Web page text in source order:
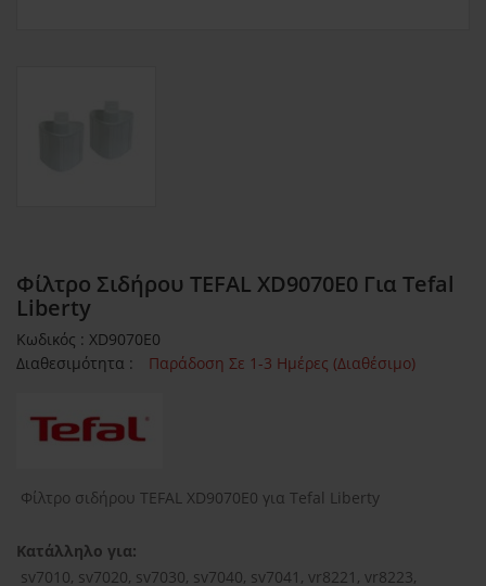
Φίλτρο Σιδήρου TEFAL XD9070E0 Για Tefal
Liberty
Κωδικός : XD9070E0
Διαθεσιμότητα :
Παράδοση Σε 1-3 Ημέρες (Διαθέσιμο)
Φίλτρο σιδήρου TEFAL XD9070E0 για Tefal Liberty
Κατάλληλο για:
sv7010, sv7020, sv7030, sv7040, sv7041, vr8221, vr8223,